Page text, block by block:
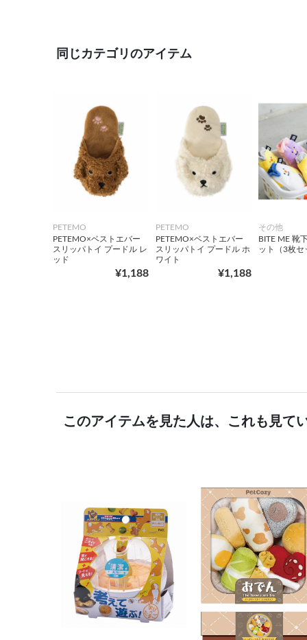
同じカテゴリのアイテム
PETEMO
PETEMO×ベストエバー
スリッパトイ プードル レ
ッド
¥1,188
PETEMO
PETEMO×ベストエバー
スリッパトイ プードル ホ
ワイト
¥1,188
その他
BITE ME 靴
ット（3枚セ
このアイテムを見た人は、これも見て